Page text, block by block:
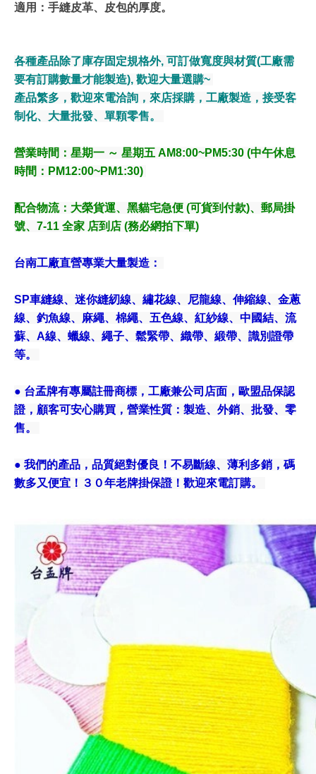
適用：手縫皮革、皮包的厚度。
各種產品除了庫存固定規格外, 可訂做寬度與材質(工廠需
要有訂購數量才能製造), 歡迎大量選購~
產品繁多，歡迎來電洽詢，來店採購，工廠製造，接受客
制化、大量批發、單顆零售。
營業時間：星期一 ～ 星期五 AM8:00~PM5:30 (中午休息
時間：PM12:00~PM1:30)
配合物流：大榮貨運、黑貓宅急便 (可貨到付款)、郵局掛
號、7-11 全家 店到店 (務必網拍下單)
台南工廠直營專業大量製造：
SP車縫線、迷你縫紉線、繡花線、尼龍線、伸縮線、金蔥
線、釣魚線、麻繩、棉繩、五色線、紅紗線、中國結、流
蘇、A線、蠟線、繩子、鬆緊帶、織帶、緞帶、識別證帶
等。
● 台孟牌有專屬註冊商標，工廠兼公司店面，歐盟品保認
證，顧客可安心購買，營業性質：製造、外銷、批發、零
售。
● 我們的產品，品質絕對優良！不易斷線、薄利多銷，碼
數多又便宜！３０年老牌掛保證！歡迎來電訂購。